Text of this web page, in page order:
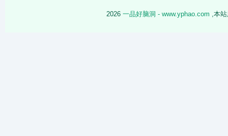
2026 一品好脑洞 - www.yphao.com ,本